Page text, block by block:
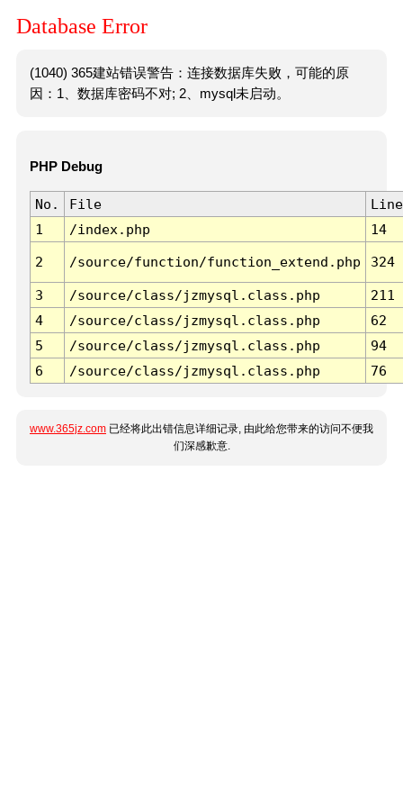
Database Error
(1040) 365建站错误警告：连接数据库失败，可能的原
因：1、数据库密码不对; 2、mysql未启动。
PHP Debug
No. File
Line
1
/index.php 14
2 /source/function/function_extend.php 324
3 /source/class/jzmysql.class.php
211
4
/source/class/jzmysql.class.php
62
5
/source/class/jzmysql.class.php
94
6
/source/class/jzmysql.class.php 76
www.365jz.com 已经将此出错信息详细记录, 由此给您带来的访问不便我
们深感歉意.